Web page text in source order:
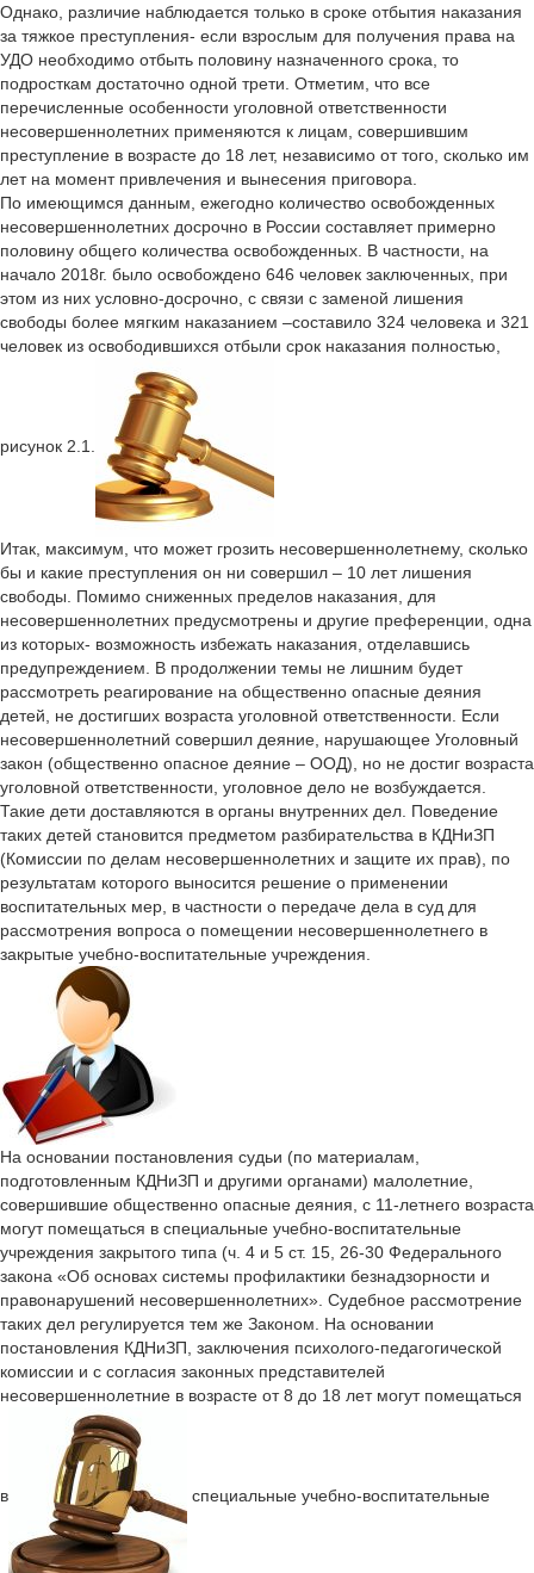
Однако, различие наблюдается только в сроке отбытия наказания
за тяжкое преступления- если взрослым для получения права на
УДО необходимо отбыть половину назначенного срока, то
подросткам достаточно одной трети. Отметим, что все
перечисленные особенности уголовной ответственности
несовершеннолетних применяются к лицам, совершившим
преступление в возрасте до 18 лет, независимо от того, сколько им
лет на момент привлечения и вынесения приговора.
По имеющимся данным, ежегодно количество освобожденных
несовершеннолетних досрочно в России составляет примерно
половину общего количества освобожденных. В частности, на
начало 2018г. было освобождено 646 человек заключенных, при
этом из них условно-досрочно, с связи с заменой лишения
свободы более мягким наказанием –составило 324 человека и 321
человек из освободившихся отбыли срок наказания полностью,
рисунок 2.1.
Итак, максимум, что может грозить несовершеннолетнему, сколько
бы и какие преступления он ни совершил – 10 лет лишения
свободы. Помимо сниженных пределов наказания, для
несовершеннолетних предусмотрены и другие преференции, одна
из которых- возможность избежать наказания, отделавшись
предупреждением. В продолжении темы не лишним будет
рассмотреть реагирование на общественно опасные деяния
детей, не достигших возраста уголовной ответственности. Если
несовершеннолетний совершил деяние, нарушающее Уголовный
закон (общественно опасное деяние – ООД), но не достиг возраста
уголовной ответственности, уголовное дело не возбуждается.
Такие дети доставляются в органы внутренних дел. Поведение
таких детей становится предметом разбирательства в КДНиЗП
(Комиссии по делам несовершеннолетних и защите их прав), по
результатам которого выносится решение о применении
воспитательных мер, в частности о передаче дела в суд для
рассмотрения вопроса о помещении несовершеннолетнего в
закрытые учебно-воспитательные учреждения.
На основании постановления судьи (по материалам,
подготовленным КДНиЗП и другими органами) малолетние,
совершившие общественно опасные деяния, с 11-летнего возраста
могут помещаться в специальные учебно-воспитательные
учреждения закрытого типа (ч. 4 и 5 ст. 15, 26-30 Федерального
закона «Об основах системы профилактики безнадзорности и
правонарушений несовершеннолетних». Судебное рассмотрение
таких дел регулируется тем же Законом. На основании
постановления КДНиЗП, заключения психолого-педагогической
комиссии и с согласия законных представителей
несовершеннолетние в возрасте от 8 до 18 лет могут помещаться
в специальные учебно-воспитательные